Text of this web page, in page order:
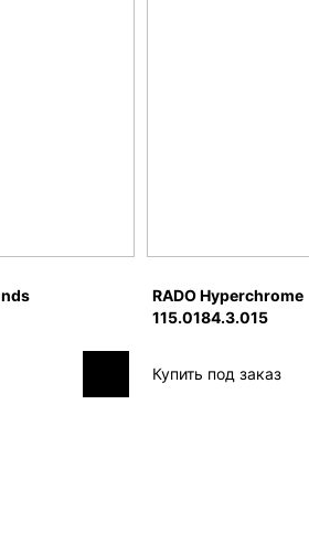
RADO Hyperchrome
115.0184.3.015
Купить под заказ